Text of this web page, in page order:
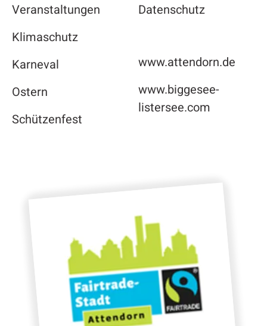
Veranstaltungen
Klimaschutz
Karneval
Ostern
Schützenfest
Datenschutz
www.attendorn.de
www.biggesee-
listersee.com